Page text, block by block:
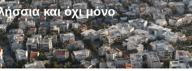
και όχι μόνο